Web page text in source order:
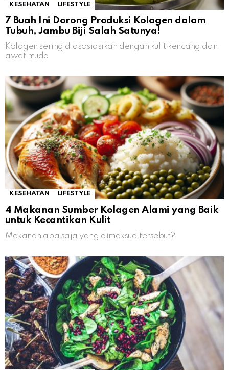
KESEHATAN LIFESTYLE
7 Buah Ini Dorong Produksi Kolagen dalam
Tubuh, Jambu Biji Salah Satunya!
Kolagen sering diasosiasikan dengan kulit kencang dan
awet muda
KESEHATAN LIFESTYLE
4 Makanan Sumber Kolagen Alami yang Baik
untuk Kecantikan Kulit
Makanan apa saja yang dimaksud tersebut?